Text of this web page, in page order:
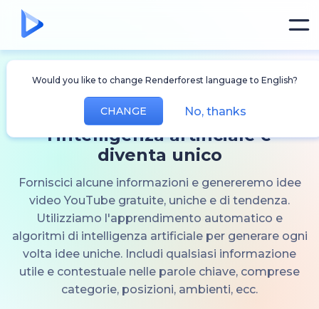
Would you like to change Renderforest language to English?
CHANGE No, thanks
GeneraIdee video di
YouTube utilizzando
l'intelligenza artificiale e
diventa unico
Forniscici alcune informazioni e genereremo idee
video YouTube gratuite, uniche e di tendenza.
Utilizziamo l'apprendimento automatico e
algoritmi di intelligenza artificiale per generare ogni
volta idee uniche. Includi qualsiasi informazione
utile e contestuale nelle parole chiave, comprese
categorie, posizioni, ambienti, ecc.